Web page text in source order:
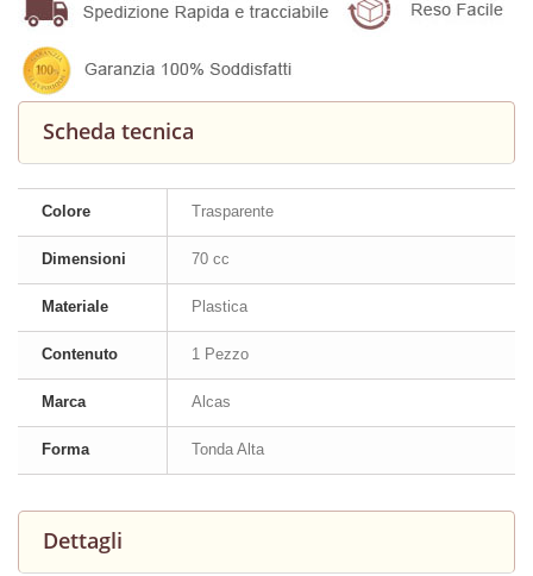
Scheda tecnica
Colore Trasparente
Dimensioni 70 cc
Materiale Plastica
Contenuto 1 Pezzo
Marca Alcas
Forma Tonda Alta
Dettagli